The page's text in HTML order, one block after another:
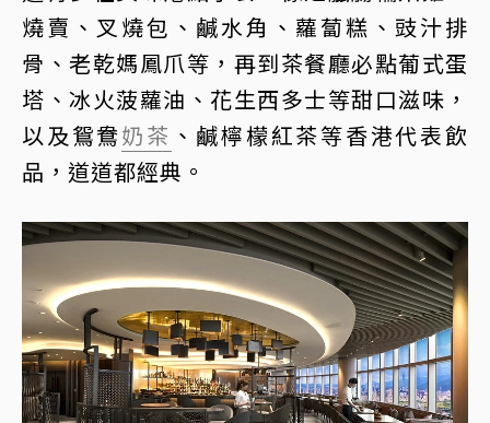
燒賣、叉燒包、鹹水角、蘿蔔糕、豉汁排
骨、老乾媽鳳爪等，再到茶餐廳必點葡式蛋
塔、冰火菠蘿油、花生西多士等甜口滋味，
以及鴛鴦奶茶 、鹹檸檬紅茶等香港代表飲
品，道道都經典。